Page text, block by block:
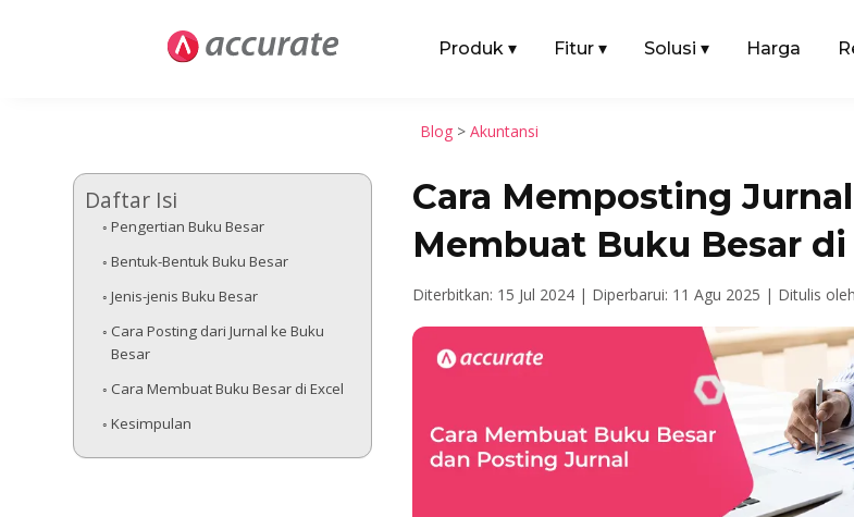
Produk ▾ Fitur ▾ Solusi ▾ Harga
Blog >Akuntansi
Daftar Isi
Pengertian Buku Besar
Bentuk-Bentuk Buku Besar
Jenis-jenis Buku Besar
Cara Posting dari Jurnal ke Buku
Besar
Cara Membuat Buku Besar di Excel
Kesimpulan
Cara Memposting
Membuat Buku Besar di
Diterbitkan: 15 Jul 2024 | Diperbarui: 11 Agu 2025 | Ditulis